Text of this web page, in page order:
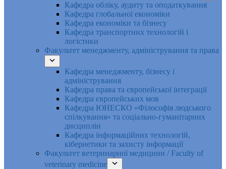
Кафедра обліку, аудиту та оподаткування
Кафедра глобальної економіки
Кафедра економіки та бізнесу
Кафедра транспортних технологій і
логістики
Факультет менеджменту, адміністрування та права
Кафедра менеджменту, бізнесу і
адміністрування
Кафедра права та європейської інтеграції
Кафедра європейських мов
Кафедра ЮНЕСКО «Філософія людського
спілкування» та соціально-гуманітарних
дисциплін
Кафедра інформаційних технологій,
кібернетики та захисту інформації
Факультет ветеринарної медицини / Faculty of
veterinary medicine